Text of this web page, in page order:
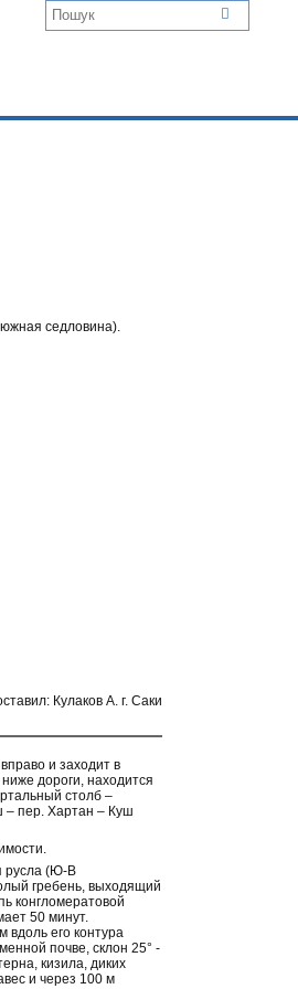
седловина).
Кулаков А. г. Саки
и заходит в
дороги, находится
столб –
– пер. Хартан – Куш
русла (Ю-В
гребень, выходящий
конгломератовой
50 минут.
его контура
почве, склон 25° -
кизила, диких
и через 100 м